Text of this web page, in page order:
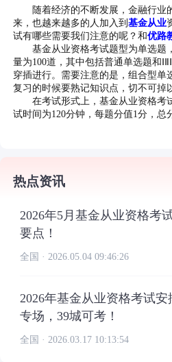
随着经济的不断发展，金融行业
来，也越来越多的人加入到基金从业
试有哪些需要我们注意的呢？和优路
基金从业资格考试题型为单选题
量为100道，其中包括普通单选题和
穿插进行。需要注意的是，组合型单
复习的时候要熟记知识点，切不可掉
在考试形式上，基金从业资格考
试时间为120分钟，每题分值1分，总
热点资讯
2026年5月基金从业资格考
要点！
全国 · 2026.05.04 09:46:26
2026年基金从业资格考试
专场，39城可考！
全国 · 2026.03.17 10:13:54